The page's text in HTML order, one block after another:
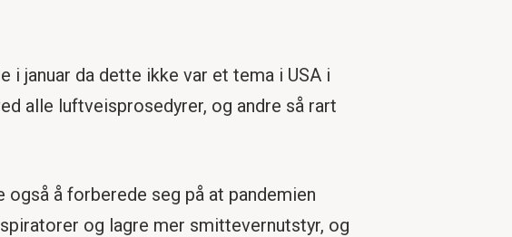
i januar da dette ikke var et tema i USA i
alle luftveisprosedyrer, og andre så rart
å forberede seg på at pandemien
og lagre mer smittevernutstyr, og